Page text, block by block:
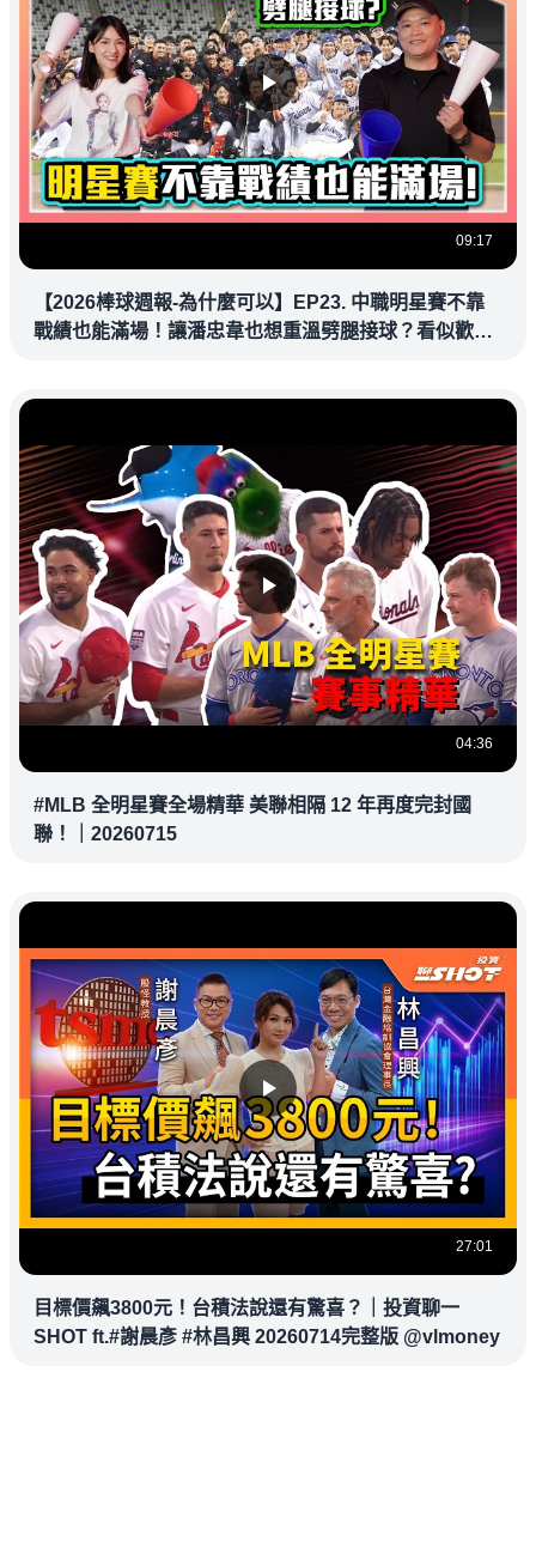
09:17
【2026棒球週報-為什麼可以】EP23. 中職明星賽不靠
戰績也能滿場！讓潘忠韋也想重溫劈腿接球？看似歡樂
04:36
#MLB 全明星賽全場精華 美聯相隔 12 年再度完封國
聯！｜20260715
27:01
目標價飆3800元！台積法說還有驚喜？｜投資聊一
SHOT ft.#謝晨彥 #林昌興 20260714完整版 @vlmoney